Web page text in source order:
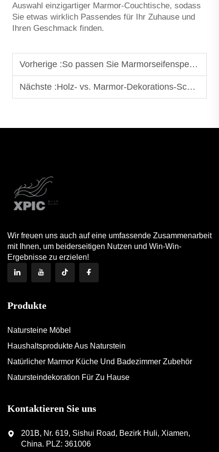
Auswahl einzigartiger Marmor-Couchtische, sodass
Sie etwas wirklich Passendes für Ihr Zuhause und
Ihren Geschmack finden.
Vorherige :So passen Sie Marmorseifenspender mit Waschtischunterschränken ab
Nächste :Holz- vs. Marmor-Dekorations-Schalen: Welches Material ist besser?
Wir freuen uns auch auf eine umfassende Zusammenarbeit
mit Ihnen, um beiderseitigen Nutzen und Win-Win-
Ergebnisse zu erzielen!
Produkte
Natursteine Möbel
Haushaltsprodukte Aus Naturstein
Natürlicher Marmor Küche Und Badezimmer Zubehör
Natursteindekoration Für Zu Hause
Kontaktieren Sie uns
201B, Nr. 619, Sishui Road, Bezirk Huli, Xiamen,
China. PLZ: 361006